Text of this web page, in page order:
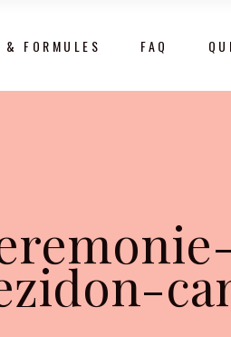
& FORMULES FAQ